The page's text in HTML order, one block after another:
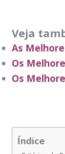
Veja
As
Os
Os
Índice